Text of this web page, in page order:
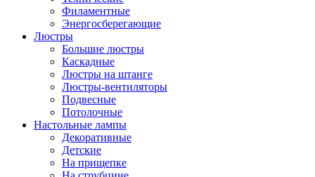
Филаментные
Энергосберегающие
Люстры
Большие люстры
Каскадные
Люстры на штанге
Люстры-вентиляторы
Подвесные
Потолочные
Настольные лампы
Декоративные
Детские
На прищепке